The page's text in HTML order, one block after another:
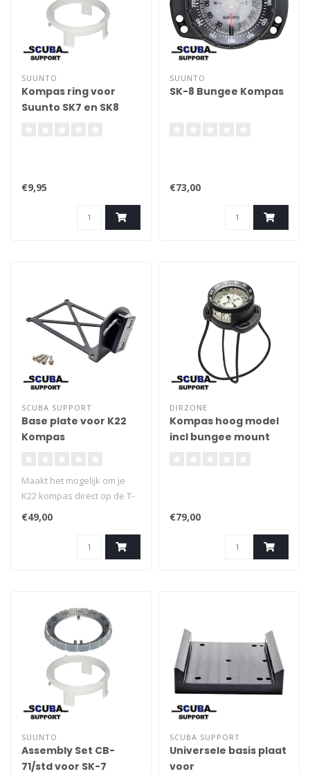
SUUNTO
Kompas ring voor
Suunto SK7 en SK8
€9,95
SUUNTO
SK-8 Bungee Kompas
€73,00
SCUBA SUPPORT
Base plate voor K22
Kompas
Maakt het mogelijk om je
K22 kompas direct op de T-
fix te monteren van je Suex
onderwaterscooter.
€49,00
DIRZONE
Kompas hoog model
incl bungee mount
€79,00
SUUNTO
Assembly Set CB-
71/std voor SK-7
SCUBA SUPPORT
Universele basis plaat
voor